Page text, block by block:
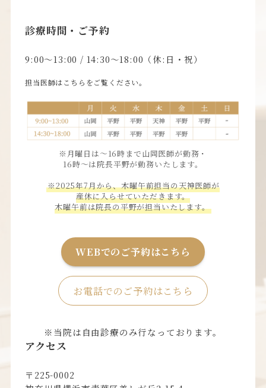
診療時間・ご予約
9:00〜13:00 / 14:30〜18:00（休:日・祝）
担当医師はこちらをご覧ください。
※月曜日は〜16時まで山岡医師が勤務・
16時〜は院長平野が勤務いたします。
※2025年7月から、木曜午前担当の天神医師が
産休に入らせていただきます。
木曜午前は院長の平野が担当いたします。
WEBでのご予約はこちら
お電話でのご予約はこちら
※当院は自由診療のみ行なっております。
アクセス
〒225-0002